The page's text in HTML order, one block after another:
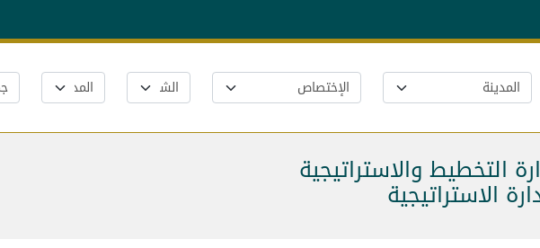
التخطيط والاستراتيجية
الاستراتيجية